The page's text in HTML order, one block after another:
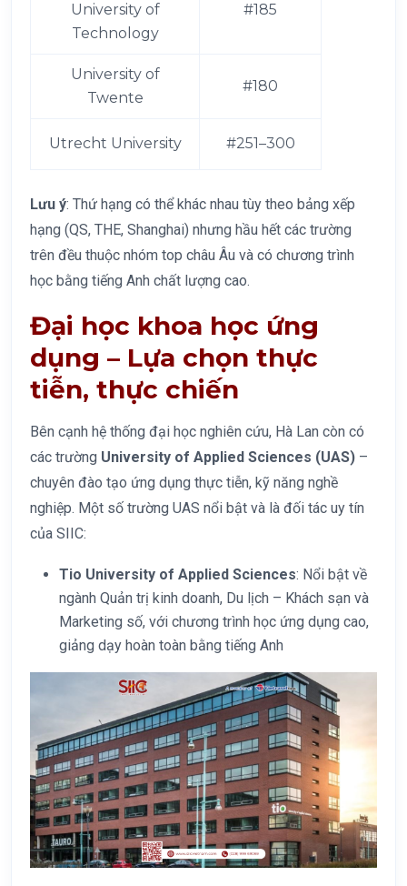
University of
Technology
#185
University of
Twente
#180
Utrecht University #251–300
Lưu ý: Thứ hạng có thể khác nhau tùy theo bảng xếp
hạng (QS, THE, Shanghai) nhưng hầu hết các trường
trên đều thuộc nhóm top châu Âu và có chương trình
học bằng tiếng Anh chất lượng cao.
Đại học khoa học ứng
dụng – Lựa chọn thực
tiễn, thực chiến
Bên cạnh hệ thống đại học nghiên cứu, Hà Lan còn có
các trường University of Applied Sciences (UAS) –
chuyên đào tạo ứng dụng thực tiễn, kỹ năng nghề
nghiệp. Một số trường UAS nổi bật và là đối tác uy tín
của SIIC:
Tio University of Applied Sciences: Nổi bật về
ngành Quản trị kinh doanh, Du lịch – Khách sạn và
Marketing số, với chương trình học ứng dụng cao,
giảng dạy hoàn toàn bằng tiếng Anh